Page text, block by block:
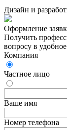
Дизайн и
Оформление
Получить
вопросу в
Компания
Частное лицо
Ваше имя
Номер телефона